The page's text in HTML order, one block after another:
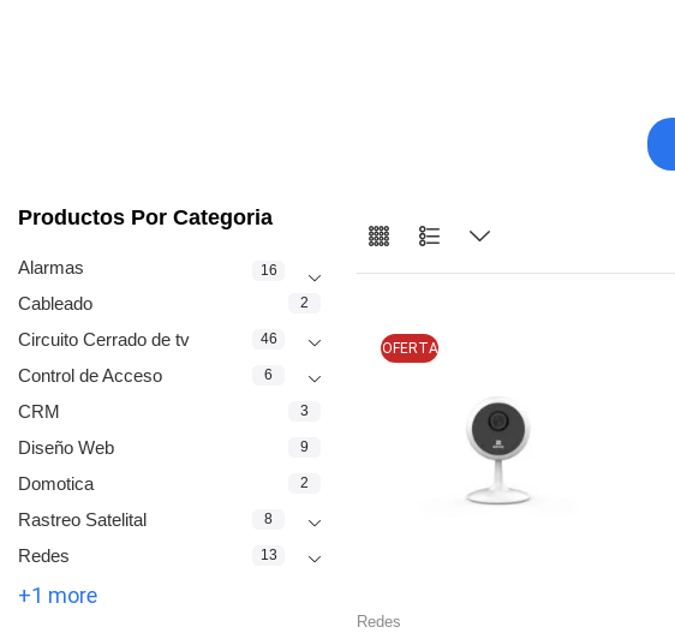
Productos Por Categoria
Alarmas 16
Cableado 2
Circuito Cerrado de tv 46
Control de Acceso 6
CRM 3
Diseño Web 9
Domotica 2
Rastreo Satelital 8
Redes 13
+1 more
OFERTA
Redes